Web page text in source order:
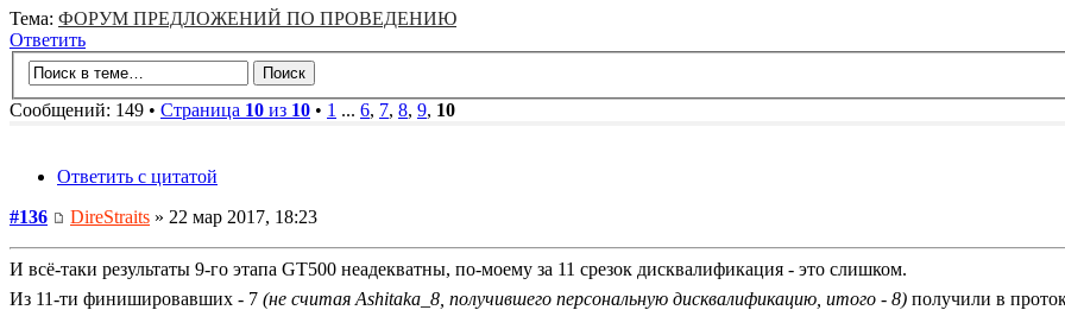
Тема: ФОРУМ ПРЕДЛОЖЕНИЙ ПО ПРОВЕДЕНИЮ
Ответить
Сообщений: 149 • Страница 10 из 10 • 1 ... 6, 7, 8, 9, 10
Ответить с цитатой
#136
DireStraits » 22 мар 2017, 18:23
И всё-таки результаты 9-го этапа GT500 неадекватны, по-моему за 11 срезок дисквалификация - это слишком.
Из 11-ти финишировавших - 7 (не считая Ashitaka_8, получившего персональную дисквалификацию, итого - 8) получили в